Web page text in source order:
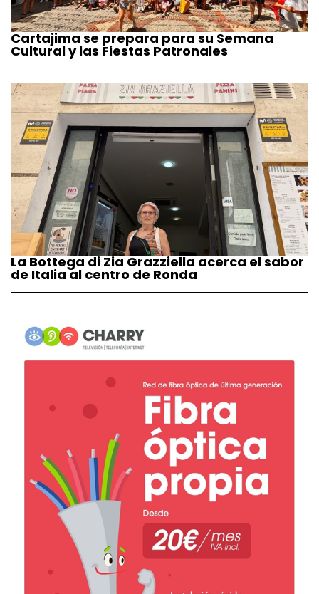
Cartajima se prepara para su Semana
Cultural y las Fiestas Patronales
La Bottega di Zia Grazziella acerca el sabor
de Italia al centro de Ronda